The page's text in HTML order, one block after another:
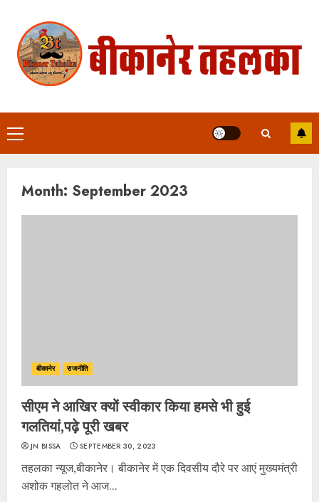
content
Primary
Menu
Month: September 2023
बीकानेर राजनीति
सीएम ने आखिर क्यों स्वीकार किया हमसे भी हुई
गलतियां,पढ़े पूरी खबर
JN BISSA SEPTEMBER 30, 2023
तहलका न्यूज,बीकानेर। बीकानेर में एक दिवसीय दौरे पर आएं मुख्यमंत्री
अशोक गहलोत ने आज...